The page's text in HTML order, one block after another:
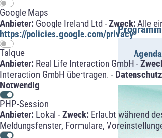
Google Maps
Anbieter: Google Ireland Ltd -Zweck:Alle
https://policies.google.com/privacy
Talque
Anbieter: Real Life Interaction GmbH -
Interaction GmbH übertragen. -
Notwendig
PHP-Session
Anbieter: Lokal -Zweck: Erlaubt während
Meldungsfenster, Formulare,